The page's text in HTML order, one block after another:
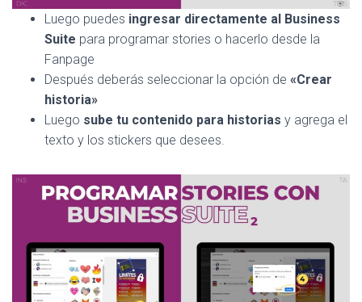
Luego puedes ingresar directamente al Business
Suite para programar stories o hacerlo desde la
Fanpage
Después deberás seleccionar la opción de «Crear
historia»
Luego sube tu contenido para historias y agrega el
texto y los stickers que desees.